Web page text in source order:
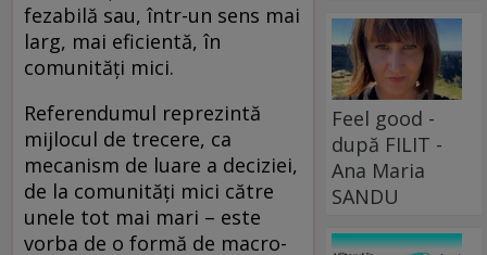
fezabilă sau, într-un sens mai
larg, mai eficientă, în
comunități mici.
Referendumul reprezintă
mijlocul de trecere, ca
mecanism de luare a deciziei,
de la comunități mici către
unele tot mai mari – este
vorba de o formă de macro-
Feel good -
după FILIT -
Ana Maria
SANDU